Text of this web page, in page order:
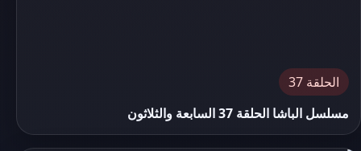
الحلقة 37
مسلسل الباشا الحلقة 37 السابعة والثلاثون